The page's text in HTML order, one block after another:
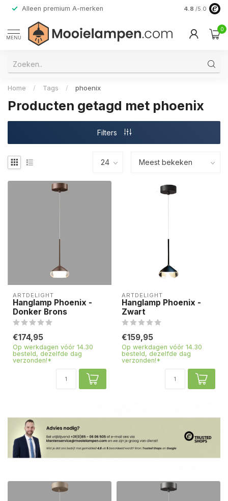
Alleen premium A-merken 4.8 /5.0
MENU
0
Home / Tags / phoenix
Producten getagd met phoenix
Filters
ARTDELIGHT
Hanglamp Phoenix -
Donker Brons
€174,95
Op werkdagen vóór 14.30
besteld, dezelfde dag
verzonden!*
ARTDELIGHT
Hanglamp Phoenix -
Zwart
€159,95
Op werkdagen vóór 14.30
besteld, dezelfde dag
verzonden!*